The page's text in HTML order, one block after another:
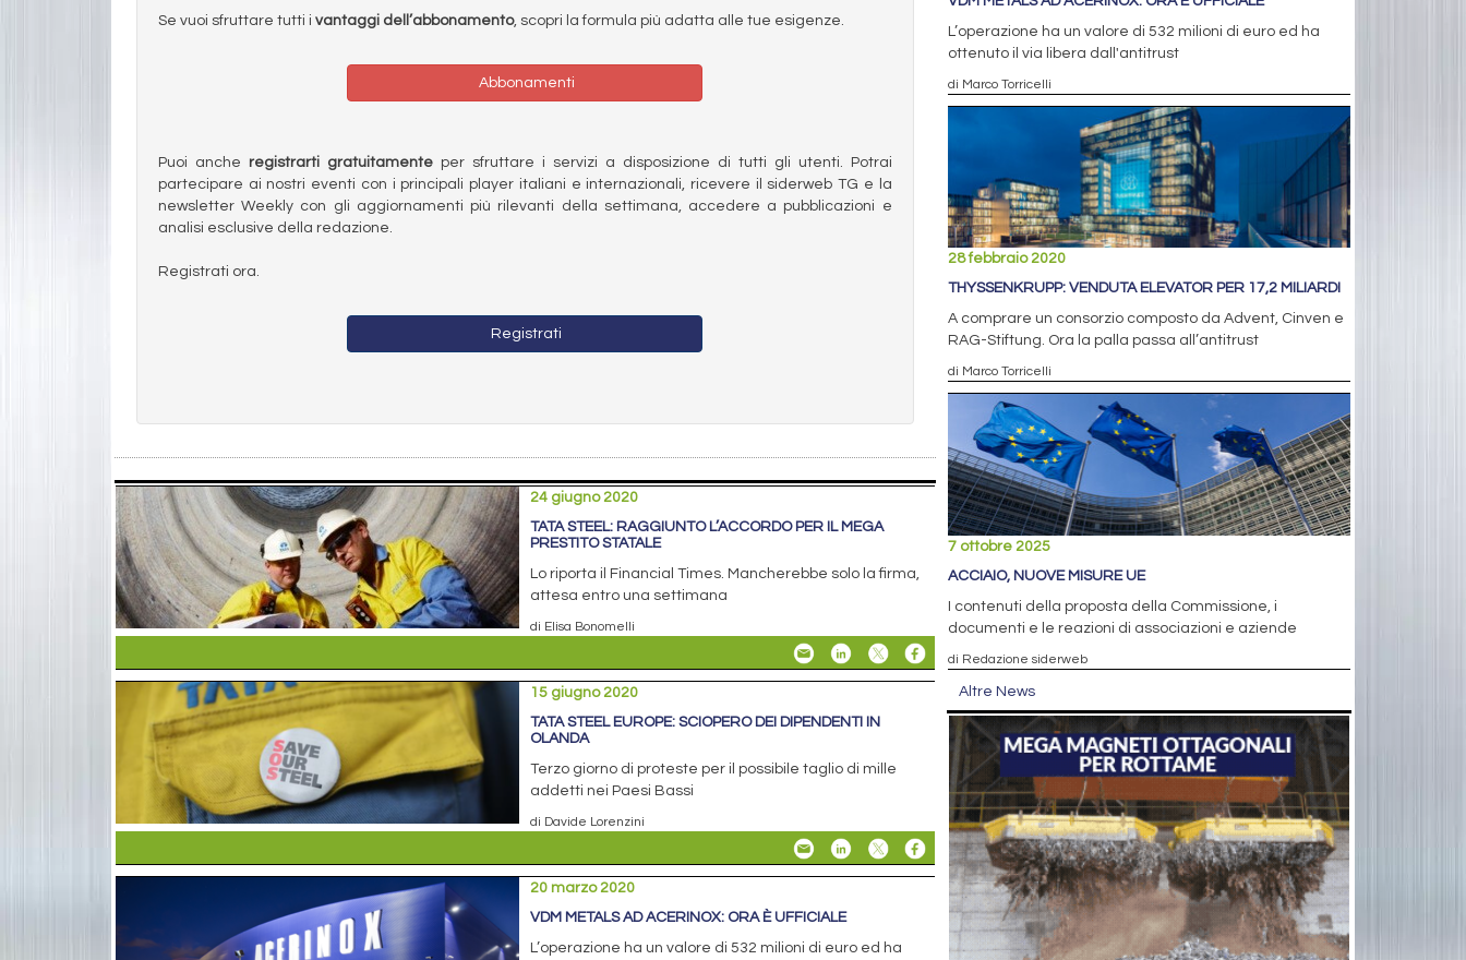
Se vuoi sfruttare tutti i vantaggi dell’abbonamento, scopri la formula più adatta alle tue esigenze.
Abbonamenti
Puoi anche registrarti gratuitamenteper sfruttare i servizi a disposizione di tutti gli utenti. Potrai
partecipare ai nostri eventi con i principali player italiani e internazionali, ricevere il siderweb TG e la
newsletter Weekly con gli aggiornamenti più rilevanti della settimana, accedere a pubblicazioni e
analisi esclusive della redazione.
Registrati ora.
Registrati
24 giugno 2020
TATA STEEL: RAGGIUNTO L’ACCORDO PER IL MEGA
PRESTITO STATALE
Lo riporta il Financial Times. Mancherebbe solo la firma,
attesa entro una settimana
di Elisa Bonomelli
15 giugno 2020
TATA STEEL EUROPE: SCIOPERO DEI DIPENDENTI IN
OLANDA
Terzo giorno di proteste per il possibile taglio di mille
addetti nei Paesi Bassi
di Davide Lorenzini
20 marzo 2020
VDM METALS AD ACERINOX: ORA È UFFICIALE
L’operazione ha un valore di 532 milioni di euro ed ha
L’operazione ha un valore di 532 milioni di euro ed ha
ottenuto il via libera dall'antitrust
di Marco Torricelli
28 febbraio 2020
THYSSENKRUPP: VENDUTA ELEVATOR PER 17,2 MILIARDI
A comprare un consorzio composto da Advent, Cinven e
RAG-Stiftung. Ora la palla passa all’antitrust
di Marco Torricelli
7 ottobre 2025
ACCIAIO, NUOVE MISURE UE
I contenuti della proposta della Commissione, i
documenti e le reazioni di associazioni e aziende
di Redazione siderweb
Altre News